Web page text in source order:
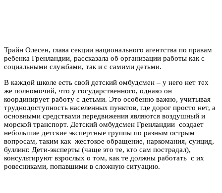
Трайн Олесен, глава секции национального агентства по правам
ребенка Гренландии, рассказала об организации работы как с
социальными службами, так и с самими детьми.
В каждой школе есть свой детский омбудсмен – у него нет тех
же полномочий, что у государственного, однако он
координирует работу с детьми. Это особенно важно, учитывая
труднодоступность населенных пунктов, где дорог просто нет, а
основными средствами передвижения являются воздушный и
морской транспорт. Детский омбудсмен Гренландии создает
небольшие детские экспертные группы по разным острым
вопросам, таким как жестокое обращение, наркомания, суицид,
буллинг. Дети-эксперты (чаще это те, кто сам пострадал),
консультируют взрослых о том, как те должны работать с их
ровесниками, попавшими в сложную ситуацию.